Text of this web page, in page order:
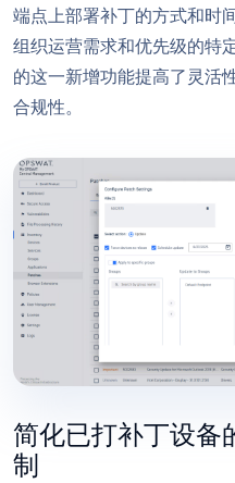
端点上部署补丁的方式和时
组织运营需求和优先级的特
的这一新增功能提高了灵活
合规性。
简化已打补丁设备
制